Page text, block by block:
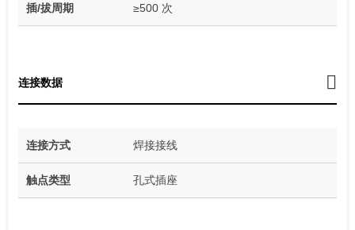
插/拔周期 ≥500 次
连接数据
连接方式 焊接接线
触点类型 孔式插座